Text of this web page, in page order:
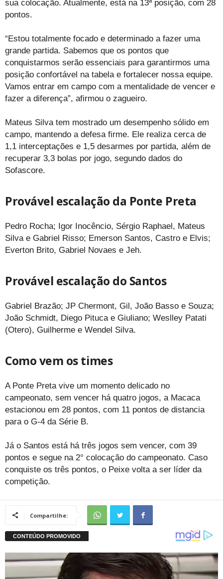
sua colocação. Atualmente, está na 13ª posição, com 28
pontos.
“Estou totalmente focado e determinado a fazer uma
grande partida. Sabemos que os pontos que
conquistarmos serão essenciais para garantirmos uma
posição confortável na tabela e fortalecer nossa equipe.
Vamos entrar em campo com a mentalidade de vencer e
fazer a diferença”, afirmou o zagueiro.
Mateus Silva tem mostrado um desempenho sólido em
campo, mantendo a defesa firme. Ele realiza cerca de
1,1 interceptações e 1,5 desarmes por partida, além de
recuperar 3,3 bolas por jogo, segundo dados do
Sofascore.
Provável escalação da Ponte Preta
Pedro Rocha; Igor Inocêncio, Sérgio Raphael, Mateus
Silva e Gabriel Risso; Emerson Santos, Castro e Elvis;
Everton Brito, Gabriel Novaes e Jeh.
Provável escalação do Santos
Gabriel Brazão; JP Chermont, Gil, João Basso e Souza;
João Schmidt, Diego Pituca e Giuliano; Weslley Patati
(Otero), Guilherme e Wendel Silva.
Como vem os times
A Ponte Preta vive um momento delicado no
campeonato, sem vencer há quatro jogos, a Macaca
estacionou em 28 pontos, com 11 pontos de distancia
para o G-4 da Série B.
Já o Santos está há três jogos sem vencer, com 39
pontos e segue na 2° colocação do campeonato. Caso
conquiste os três pontos, o Peixe volta a ser líder da
competição.
Compartilhe: